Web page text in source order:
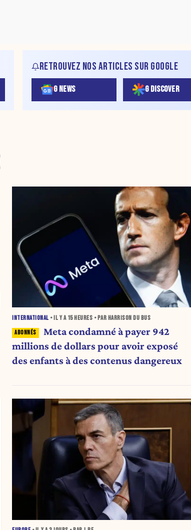
RETROUVEZ NOS ARTICLES SUR GOOGLE
G NEWS G DISCOVER
INTERNATIONAL • IL Y A 15 HEURES • PAR HARRISON DU BUS
Meta condamné à payer 942
millions de dollars pour avoir exposé
des enfants à des contenus dangereux